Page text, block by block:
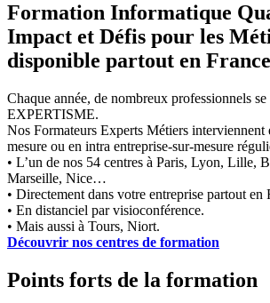
Formation Informatique
Impact et Défis pour les
disponible partout en France
Chaque année, de nombreux professionnels
EXPERTISME.
Nos Formateurs Experts Métiers
mesure ou en intra entreprise-sur-mesure
• L’un de nos 54 centres à Paris, Lyon, Lille,
Marseille, Nice…
• Directement dans votre entreprise partout en
• En distanciel par visioconférence.
• Mais aussi à Tours, Niort.
Découvrir nos centres de formation
Points forts de la formation